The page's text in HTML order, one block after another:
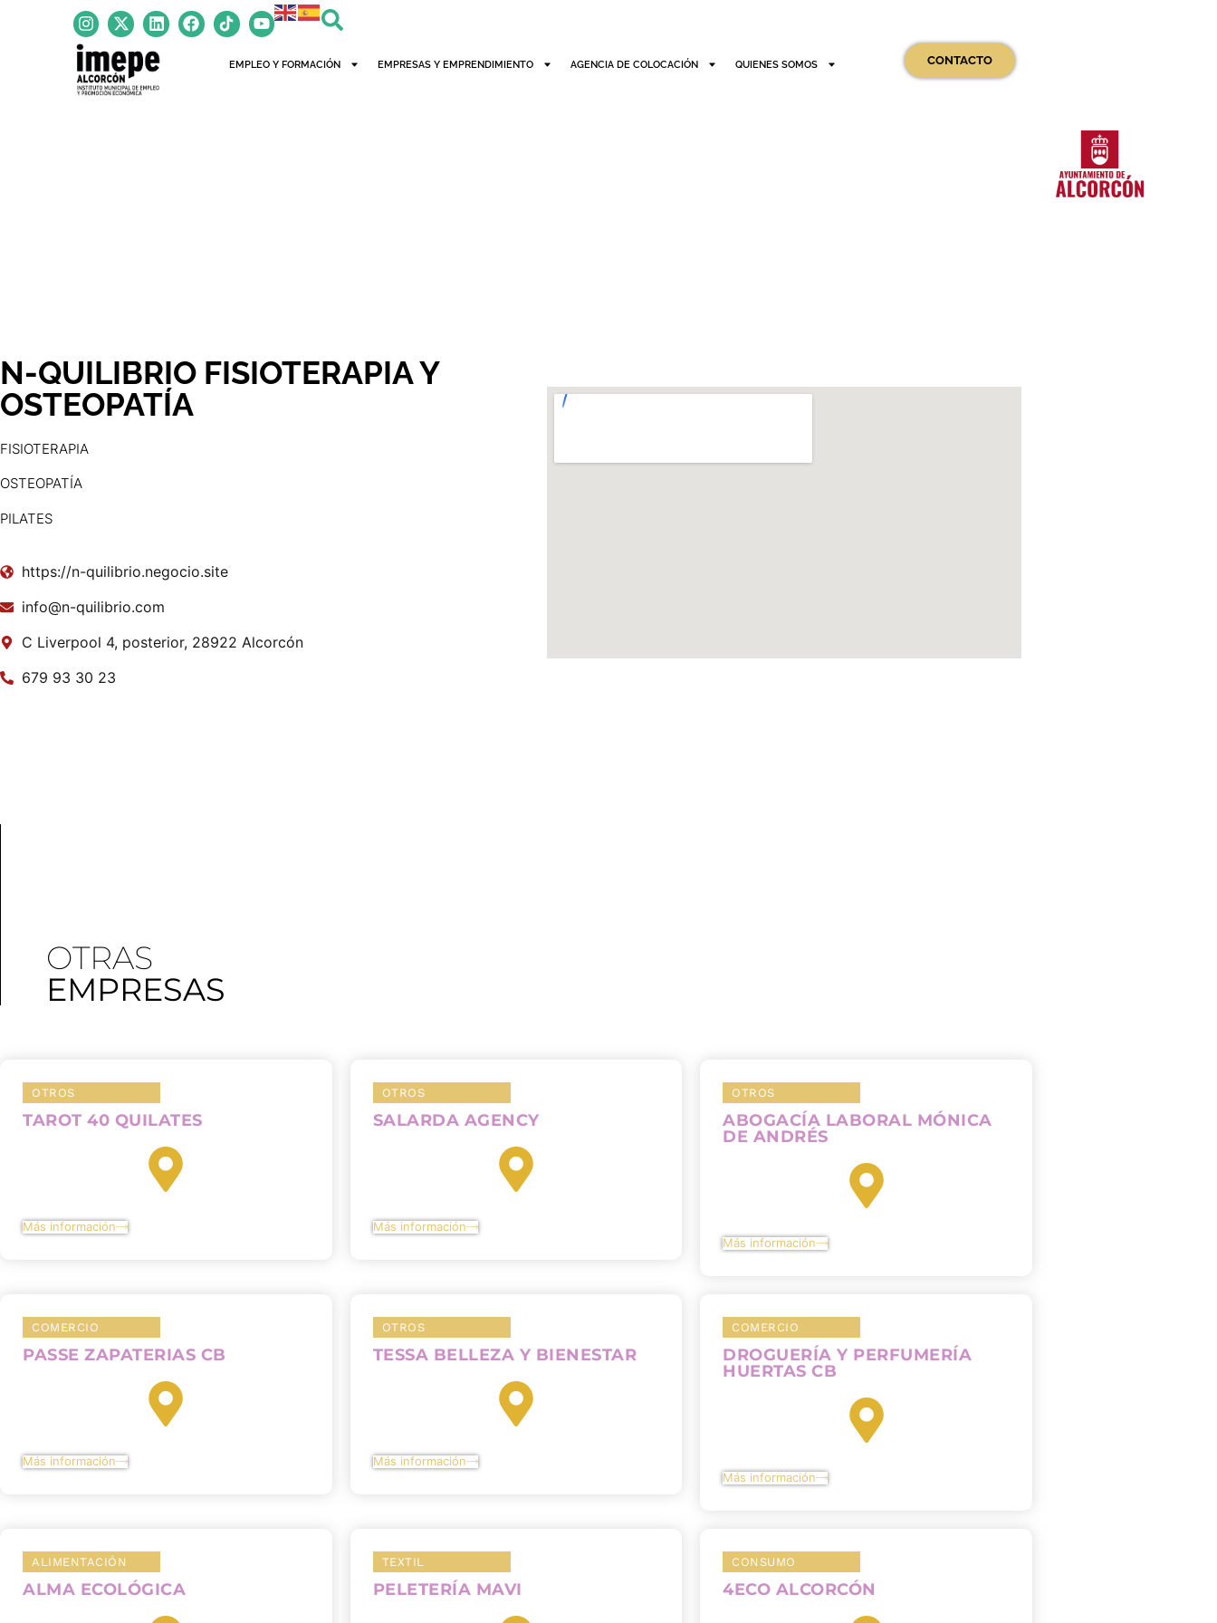
EMPLEO Y FORMACIÓN EMPRESAS Y EMPRENDIMIENTO AGENCIA DE COLOCACIÓN QUIENES SOMOS CONTACTO
N-QUILIBRIO FISIOTERAPIA Y
OSTEOPATÍA
FISIOTERAPIA
OSTEOPATÍA
PILATES
https://n-quilibrio.negocio.site
info@n-quilibrio.com
C Liverpool 4, posterior, 28922 Alcorcón
679 93 30 23
OTRAS
EMPRESAS
OTROS
TAROT 40 QUILATES
Más información
OTROS
SALARDA AGENCY
Más información
OTROS
ABOGACÍA LABORAL MÓNICA
DE ANDRÉS
Más información
COMERCIO
PASSE ZAPATERIAS CB
Más información
OTROS
TESSA BELLEZA Y BIENESTAR
Más información
COMERCIO
DROGUERÍA Y PERFUMERÍA
HUERTAS CB
Más información
ALIMENTACIÓN
ALMA ECOLÓGICA
TEXTIL
PELETERÍA MAVI
CONSUMO
4ECO ALCORCÓN